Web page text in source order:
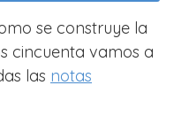
se construye la
cincuenta vamos a
las notas